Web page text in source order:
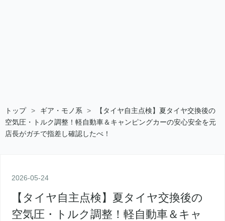
トップ > ギア・モノ系 >
【タイヤ自主点検】夏タイヤ交換後の
空気圧・トルク調整！軽自動車＆キャンピングカーの安心安全を元
店長がガチで指差し確認したべ！
2026-05-24
【タイヤ自主点検】夏タイヤ交換後の
空気圧・トルク調整！軽自動車＆キャ